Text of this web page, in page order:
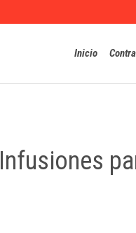
Inicio
Infusiones